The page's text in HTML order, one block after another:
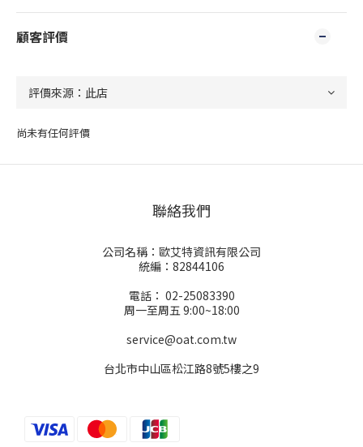
顧客評價
尚未有任何評價
聯絡我們
公司名稱：歐艾特資訊有限公司
統編：82844106
電話： 02-25083390
周一至周五 9:00~18:00
service@oat.com.tw
台北市中山區松江路8號5樓之9